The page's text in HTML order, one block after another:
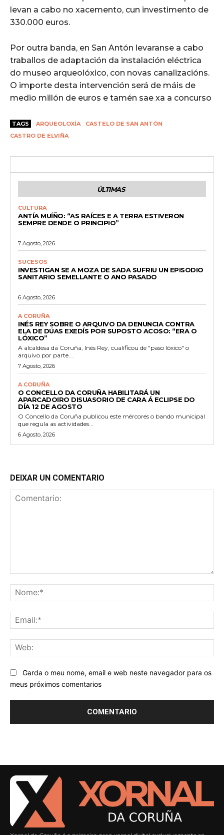
levan a cabo no xacemento, cun investimento de
330.000 euros.
Por outra banda, en San Antón levaranse a cabo
traballos de adaptación da instalación eléctrica
do museo arqueolóxico, con novas canalizacións.
O importe desta intervención será de máis de
medio millón de euros e tamén sae xa a concurso
TAGS ARQUEOLOXÍA
CASTELO DE SAN ANTÓN
CASTRO DE ELVIÑA
ÚLTIMAS
CULTURA
ANTÍA MUÍÑO: “AS RAÍCES E A TERRA ESTIVERON
SEMPRE DENDE O PRINCIPIO”
7 Agosto, 2026
SUCESOS
INVESTIGAN SE A MOZA DE SADA SUFRIU UN EPISODIO
SANITARIO SEMELLANTE O ANO PASADO
6 Agosto, 2026
A CORUÑA
INÉS REY SOBRE O ARQUIVO DA DENUNCIA CONTRA
ELA DE DÚAS EXEDÍS POR SUPOSTO ACOSO: “ERA O
LÓXICO”
A alcaldesa da Coruña, Inés Rey, cualificou de "paso lóxico" o
arquivo por parte...
7 Agosto, 2026
A CORUÑA
O CONCELLO DA CORUÑA HABILITARÁ UN
APARCADOIRO DISUASORIO DE CARA Á ECLIPSE DO
DÍA 12 DE AGOSTO
O Concello da Coruña publicou este mércores o bando municipal
que regula as actividades...
6 Agosto, 2026
DEIXAR UN COMENTARIO
Garda o meu nome, email e web neste navegador para os
meus próximos comentarios